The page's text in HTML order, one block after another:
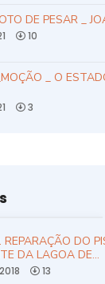
DE PESAR _
10
_ O
3
REPARAÇÃO DO
DA LAGOA DE…
13